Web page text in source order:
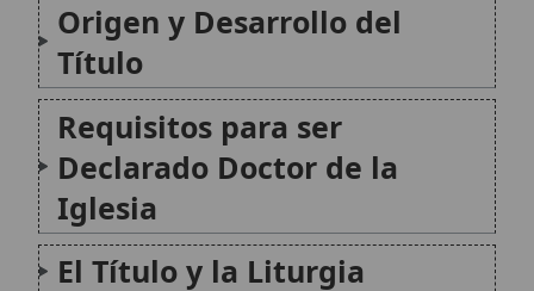
Conclusión
Citas y referencias
Modificado el 11 de septiembre de 2025 •
visitas •Citar este artículo •Paq. Scorm (LMS)• Sugerir mejora
Compartir artículo
aplicación
Ayuda a la Iglesia Necesitada (ACN)